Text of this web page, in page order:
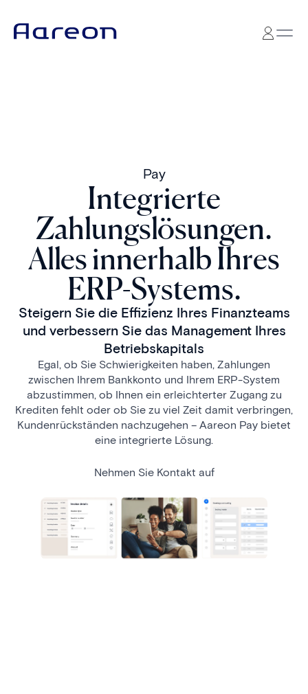
Pay
Integrierte
Zahlungslösungen.
Alles innerhalb Ihres
ERP-Systems.
Steigern Sie die Effizienz Ihres Finanzteams
und verbessern Sie das Management Ihres
Betriebskapitals
Egal, ob Sie Schwierigkeiten haben, Zahlungen
zwischen Ihrem Bankkonto und Ihrem ERP-System
abzustimmen, ob Ihnen ein erleichterter Zugang zu
Krediten fehlt oder ob Sie zu viel Zeit damit verbringen,
Kundenrückständen nachzugehen – Aareon Pay bietet
eine integrierte Lösung.
Nehmen Sie Kontakt auf